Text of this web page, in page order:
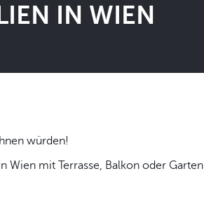
IN WIEN
wohnen würden!
Wien mit Terrasse, Balkon oder Garten